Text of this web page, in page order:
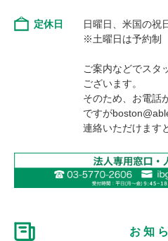
定休日
日曜日、米国の祝
※土曜日は予約制
ご案内などでスタ
ございます。
そのため、お電話
ですが
連絡いただけます
お知